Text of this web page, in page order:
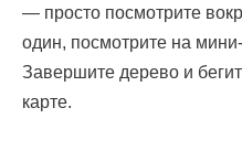
— просто посмотрите
один, посмотрите на
Завершите дерево и
карте.